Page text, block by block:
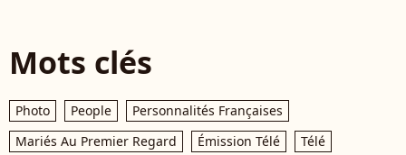
Mots clés
Photo People
Personnalités Françaises
Mariés Au Premier Regard
Émission Télé
Télé